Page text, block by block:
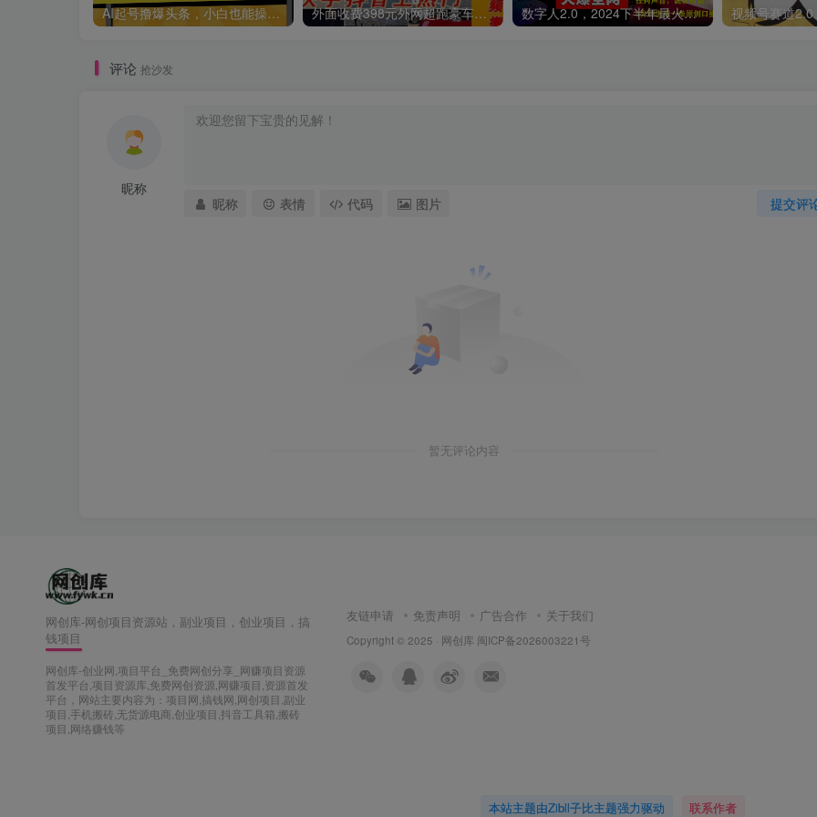
AI起号撸爆头条，小白也能操作，日入2000+ 外面收费398元外网超跑豪车汽车视频搬运至快手抖音上热门项目 数字人2.0，2024下半年最火项目，无限免费生成视频，可实现任何场景，用任何形象，任何声音，说任何话，5分钟生成一条原创口播视频。
评论 抢沙发
昵称
提交评
昵称 表情 代码 图片
暂无评论内容
网创库-网创项目资源站，副业项目，创业项目，搞
钱项目
网创库-创业网,项目平台_免费网创分享_网赚项目资源
首发平台,项目资源库,免费网创资源,网赚项目,资源首发
平台，网站主要内容为：项目网,搞钱网,网创项目,副业
项目,手机搬砖,无货源电商,创业项目,抖音工具箱,搬砖
项目,网络赚钱等
友链申请 免责声明 广告合作 关于我们
Copyright © 2025 · 网创库 闽ICP备2026003221号
本站主题由Zibll子比主题强力驱动 联系作者